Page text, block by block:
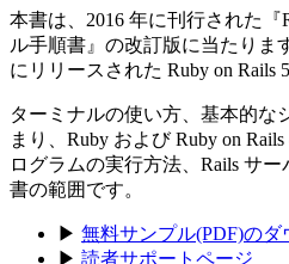
本書は、2016 年に刊行された『
ル手順書』の改訂版に当たりま
にリリースされた Ruby on Rails
ターミナルの使い方、基本的な
まり、Ruby および Ruby on
ログラムの実行方法、Rails サ
書の範囲です。
▶ 無料サンプル(PDF)のダ
▶ 読者サポートページ